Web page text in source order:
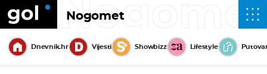
Nogomet
Dnevnik.hr Vijesti Showbizz Lifestyle